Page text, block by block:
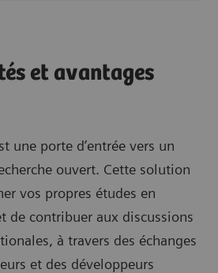
et avantages
une porte d’entrée vers un
ouvert. Cette solution
vos propres études en
de contribuer aux discussions
à travers des échanges
et des développeurs